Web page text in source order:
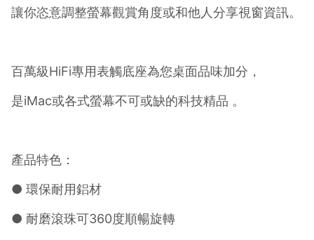
讓你恣意調整螢幕觀賞角度或和他人分享視窗資訊。
百萬級HiFi專用表觸底座為您桌面品味加分，
是iMac或各式螢幕不可或缺的科技精品 。
產品特色：
● 環保耐用鋁材
● 耐磨滾珠可360度順暢旋轉